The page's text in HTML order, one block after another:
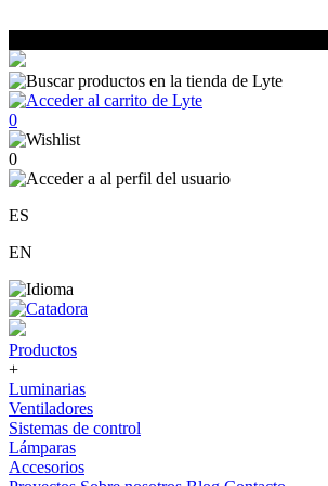
0
0
ES
EN
Productos
+
Luminarias
Ventiladores
Sistemas de control
Lámparas
Accesorios